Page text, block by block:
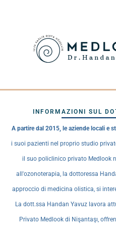
INFORMAZIONI SUL
A partire dal 2015, le aziende locali e
i suoi pazienti nel proprio studio
il suo policlinico privato Medlook
all'ozonoterapia, la dottoressa
approccio di medicina olistica, si
La dott.ssa Handan Yavuz lavora
Privato Medlook di Nişantaşı,